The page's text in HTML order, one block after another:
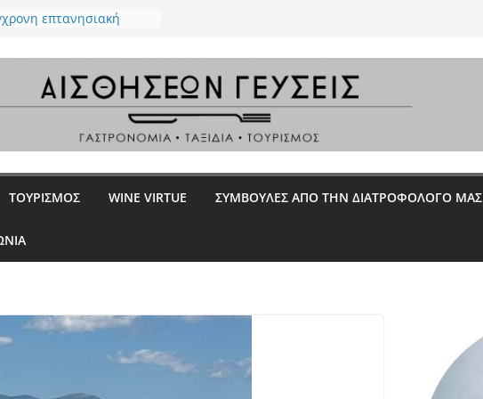
επτανησιακή
all day restaurant στο
επιμέλεια του Βαγγέλη
– Ένα ουζερί φέρνει την
meat eaters”
Rossa, la Dotta e la
ΤΟΥΡΙΣΜΟΣ WINE VIRTUE ΣΥΜΒΟΥΛΕΣ ΑΠΟ ΤΗΝ ΔΙΑΤΡΟΦΟΛΟΓΟ ΜΑΣ